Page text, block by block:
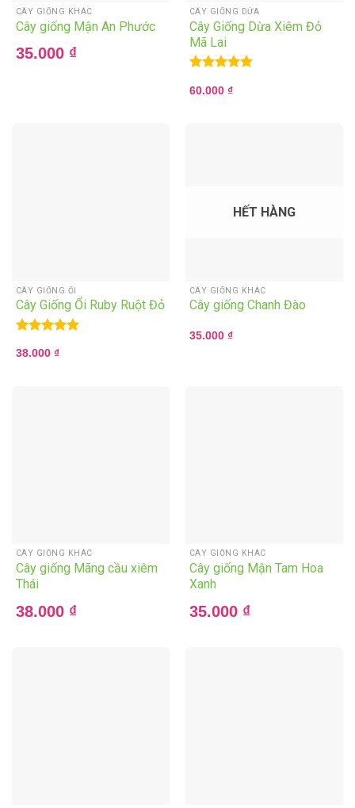
CÂY GIỐNG KHÁC
Cây giống Mận An Phước
35.000 ₫
CÂY GIỐNG DỪA
Cây Giống Dừa Xiêm Đỏ
Mã Lai
out of 5
60.000 ₫
CÂY GIỐNG ỔI
Cây Giống Ổi Ruby Ruột Đỏ
out of 5
38.000 ₫
HẾT HÀNG
CÂY GIỐNG KHÁC
Cây giống Chanh Đào
35.000 ₫
CÂY GIỐNG KHÁC
Cây giống Mãng cầu xiêm
Thái
38.000 ₫
CÂY GIỐNG KHÁC
Cây giống Mận Tam Hoa
Xanh
35.000 ₫